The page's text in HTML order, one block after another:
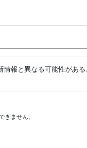
報と異なる可能性があ
ません。